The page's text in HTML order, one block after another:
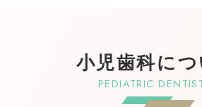
小児歯科につ
PEDIATRIC